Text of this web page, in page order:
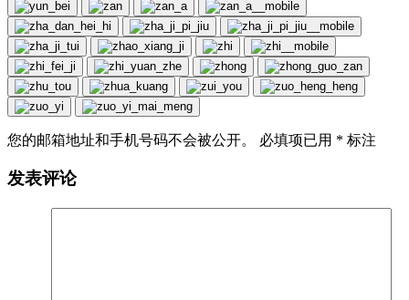
您的邮箱地址和手机号码不会被公开。 必填项已用 * 标注
发表评论